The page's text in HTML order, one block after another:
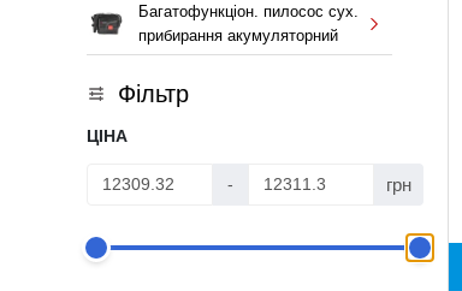
Багатофункціон. пилосос сух.
прибирання акумуляторний
Фільтр
ЦІНА
- грн